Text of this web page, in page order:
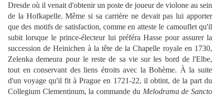
Dresde où il venait d'obtenir un poste de joueur de violone au sein
de la Hofkapelle. Même si sa carrière ne devait pas lui apporter
que des motifs de satisfaction, comme en atteste le camouflet qu'il
subit lorsque le prince-électeur lui préféra Hasse pour assurer la
succession de Heinichen à la tête de la Chapelle royale en 1730,
Zelenka demeura pour le reste de sa vie sur les bord de l'Elbe,
tout en conservant des liens étroits avec la Bohème. À la suite
d'un voyage qu'il fit à Prague en 1721-22, il obtint, de la part du
Collegium Clementinum, la commande du Melodrama de Sancto